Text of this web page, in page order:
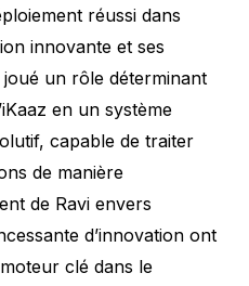
réussi dans
innovante et ses
un rôle déterminant
en un système
capable de traiter
de manière
de Ravi envers
d’innovation ont
clé dans le